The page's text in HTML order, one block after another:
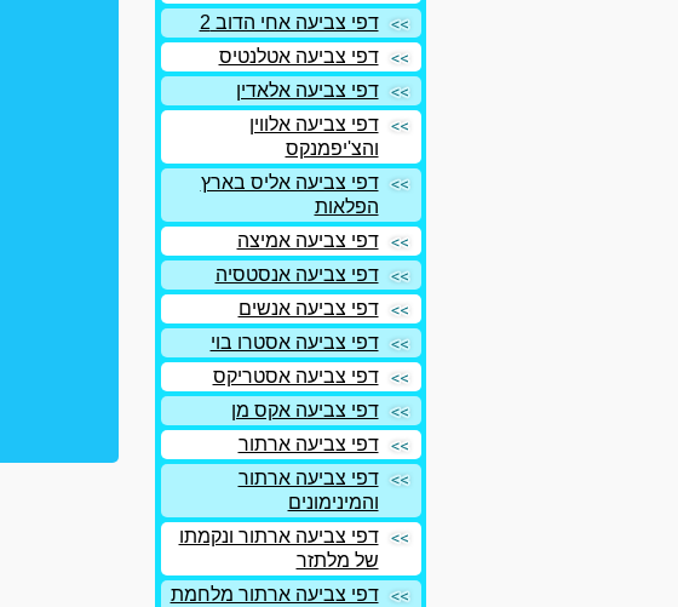
דפי צביעה אחי הדוב 2
דפי צביעה אטלנטיס
דפי צביעה אלאדין
דפי צביעה אלווין
והצ'יפמנקס
דפי צביעה אליס בארץ
הפלאות
דפי צביעה אמיצה
דפי צביעה אנסטסיה
דפי צביעה אנשים
דפי צביעה אסטרו בוי
דפי צביעה אסטריקס
דפי צביעה אקס מן
דפי צביעה ארתור
דפי צביעה ארתור
והמינימונים
דפי צביעה ארתור ונקמתו
של מלתזר
דפי צביעה ארתור מלחמת